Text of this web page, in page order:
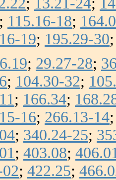
; 115.16-18;
19; 195.29-30
6.19; 29.27-28;
; 104.30-32;
; 166.34;
16; 266.13-14
; 340.24-25;
; 403.08;
; 422.25;